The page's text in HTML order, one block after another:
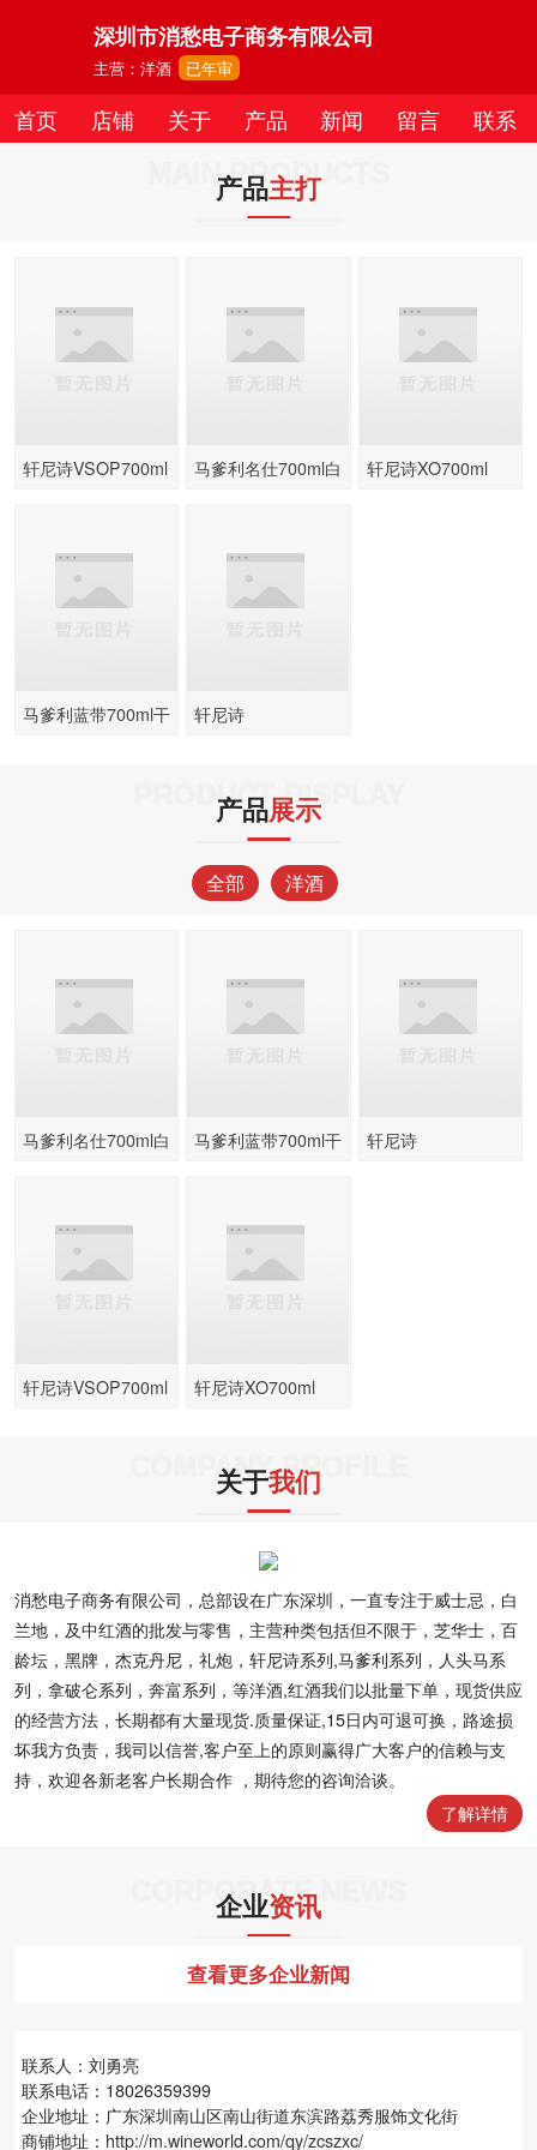
深圳市消愁电子商务有限公司
主营：洋酒 已年审
首页 店铺 关于 产品 新闻 留言 联系
MAIN PRODUCTS
产品主打
轩尼诗VSOP700ml
马爹利名仕700ml白
轩尼诗XO700ml
马爹利蓝带700ml干
轩尼诗
PRODUCT DISPLAY
产品展示
全部 洋酒
马爹利名仕700ml白
马爹利蓝带700ml干
轩尼诗
轩尼诗VSOP700ml
轩尼诗XO700ml
COMPANY PROFILE
关于我们
消愁电子商务有限公司，总部设在广东深圳，一直专注于威士忌，白
兰地，及中红酒的批发与零售，主营种类包括但不限于，芝华士，百
龄坛，黑牌，杰克丹尼，礼炮，轩尼诗系列,马爹利系列，人头马系
列，拿破仑系列，奔富系列，等洋酒,红酒我们以批量下单，现货供应
的经营方法，长期都有大量现货.质量保证,15日内可退可换，路途损
坏我方负责，我司以信誉,客户至上的原则赢得广大客户的信赖与支
持，欢迎各新老客户长期合作 ，期待您的咨询洽谈。
了解详情
CORPORATE NEWS
企业资讯
查看更多企业新闻
联系人：刘勇亮
联系电话：18026359399
企业地址：广东深圳南山区南山街道东滨路荔秀服饰文化街
商铺地址： http://m.wineworld.com/qy/zcszxc/